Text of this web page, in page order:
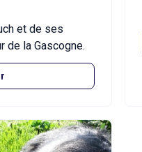
et de ses
la Gascogne.